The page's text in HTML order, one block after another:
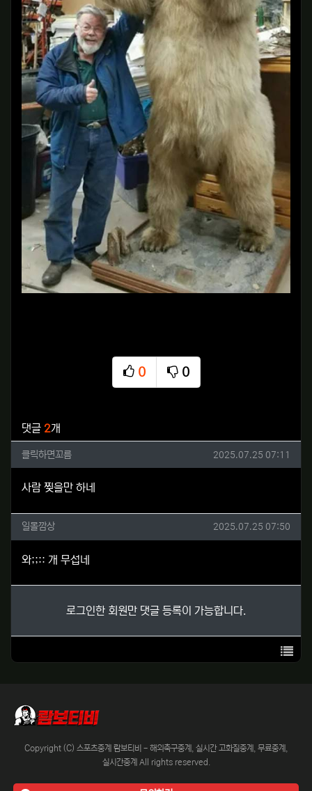
0
추천
0
비추천
댓글 2개
클릭하면꼬름님의 댓글
클릭하면꼬름 작성일
2025.07.25 07:11
사람 찢을만 하네
일몰깜상님의 댓글
일몰깜상 작성일
2025.07.25 07:50
와;;:: 개 무섭네
로그인한 회원만 댓글 등록이 가능합니다.
목록
Copyright (C) 스포츠중계 람보티비 - 해외축구중계, 실시간 고화질중계, 무료중계,
실시간중계 All rights reserved.